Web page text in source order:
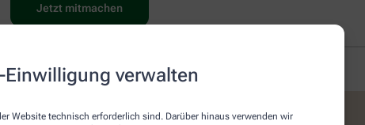
Einwilligung verwalten
Website technisch erforderlich sind. Darüber hinaus verwenden wir
Jetzt mitmachen